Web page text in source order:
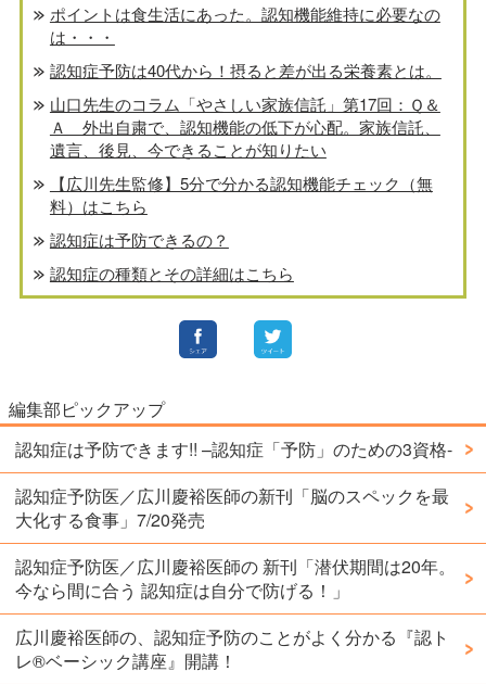
ポイントは食生活にあった。認知機能維持に必要なの
は・・・
認知症予防は40代から！摂ると差が出る栄養素とは。
山口先生のコラム「やさしい家族信託」第17回：Ｑ＆
Ａ 外出自粛で、認知機能の低下が心配。家族信託、
遺言、後見、今できることが知りたい
【広川先生監修】5分で分かる認知機能チェック（無
料）はこちら
認知症は予防できるの？
認知症の種類とその詳細はこちら
編集部ピックアップ
認知症は予防できます!! –認知症「予防」のための3資格-
認知症予防医／広川慶裕医師の新刊「脳のスペックを最
大化する食事」7/20発売
認知症予防医／広川慶裕医師の 新刊「潜伏期間は20年。
今なら間に合う 認知症は自分で防げる！」
広川慶裕医師の、認知症予防のことがよく分かる『認ト
レ®️ベーシック講座』開講！